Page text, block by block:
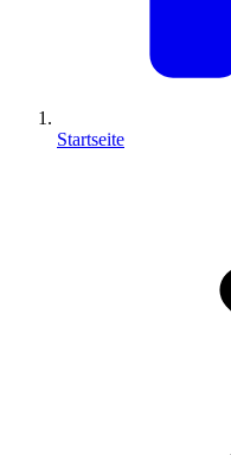
Startseite